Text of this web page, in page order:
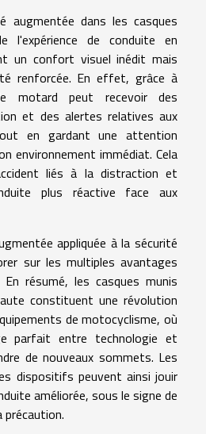
augmentée dans les casques
l'expérience de conduite en
un confort visuel inédit mais
renforcée. En effet, grâce à
motard peut recevoir des
et des alertes relatives aux
en gardant une attention
environnement immédiat. Cela
liés à la distraction et
plus réactive face aux
appliquée à la sécurité
sur les multiples avantages
résumé, les casques munis
constituent une révolution
de motocyclisme, où
parfait entre technologie et
de nouveaux sommets. Les
dispositifs peuvent ainsi jouir
améliorée, sous le signe de
précaution.